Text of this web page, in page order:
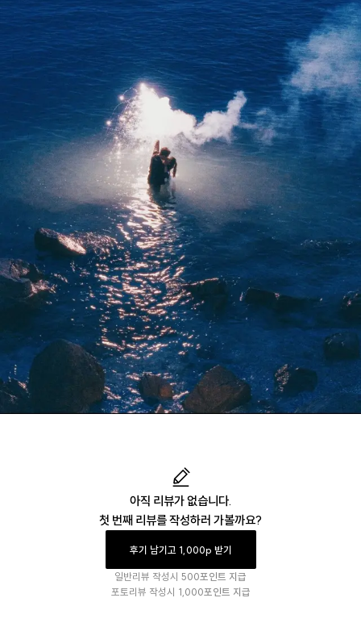
아직 리뷰가 없습니다.
첫 번째 리뷰를 작성하러 가볼까요?
후기 남기고 1,000p 받기
일반리뷰 작성시 500포인트 지급
포토리뷰 작성시 1,000포인트 지급